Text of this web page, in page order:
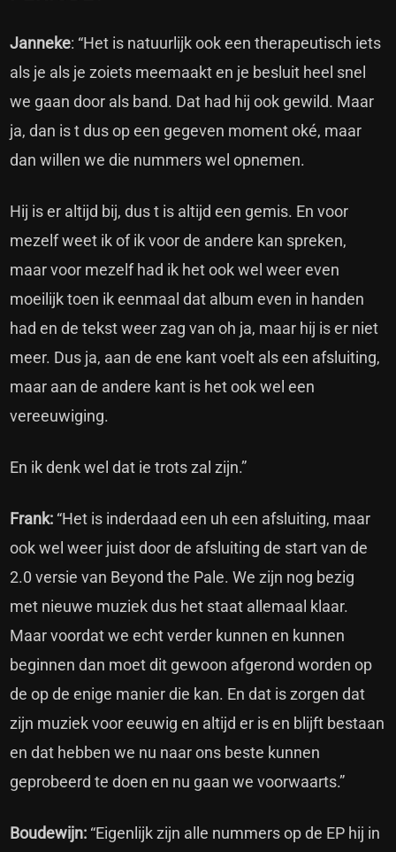
Janneke: “Het is natuurlijk ook een therapeutisch iets
als je als je zoiets meemaakt en je besluit heel snel
we gaan door als band. Dat had hij ook gewild. Maar
ja, dan is t dus op een gegeven moment oké, maar
dan willen we die nummers wel opnemen.
Hij is er altijd bij, dus t is altijd een gemis. En voor
mezelf weet ik of ik voor de andere kan spreken,
maar voor mezelf had ik het ook wel weer even
moeilijk toen ik eenmaal dat album even in handen
had en de tekst weer zag van oh ja, maar hij is er niet
meer. Dus ja, aan de ene kant voelt als een afsluiting,
maar aan de andere kant is het ook wel een
vereeuwiging.
En ik denk wel dat ie trots zal zijn.”
Frank: “Het is inderdaad een uh een afsluiting, maar
ook wel weer juist door de afsluiting de start van de
2.0 versie van Beyond the Pale. We zijn nog bezig
met nieuwe muziek dus het staat allemaal klaar.
Maar voordat we echt verder kunnen en kunnen
beginnen dan moet dit gewoon afgerond worden op
de op de enige manier die kan. En dat is zorgen dat
zijn muziek voor eeuwig en altijd er is en blijft bestaan
en dat hebben we nu naar ons beste kunnen
geprobeerd te doen en nu gaan we voorwaarts.”
Boudewijn: “Eigenlijk zijn alle nummers op de EP hij in